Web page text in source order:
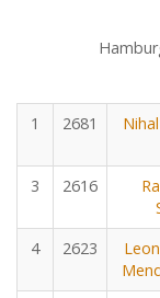
1
2681
3 2616
4 2623